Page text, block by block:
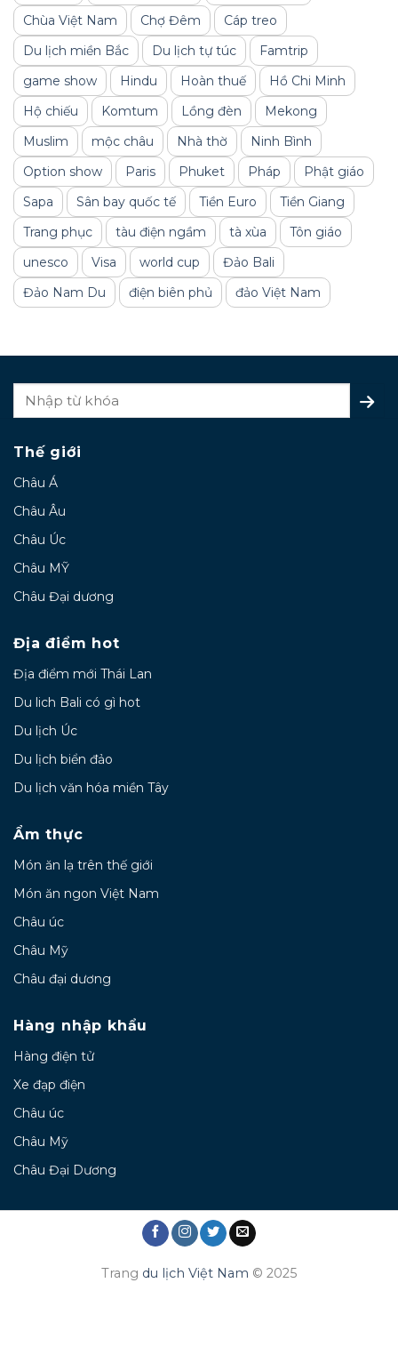
Chùa Việt Nam
Chợ Đêm
Cáp treo
Du lịch miền Bắc
Du lịch tự túc
Famtrip
game show
Hindu Hoàn thuế
Hồ Chi Minh
Hộ chiếu
Komtum Lồng đèn
Mekong
Muslim
mộc châu Nhà thờ
Ninh Bình
Option show
Paris Phuket Pháp
Phật giáo
Sapa
Sân bay quốc tế Tiền Euro
Tiền Giang
Trang phục
tàu điện ngầm tà xùa
Tôn giáo
unesco
Visa world cup
Đảo Bali
Đảo Nam Du
điện biên phủ đảo Việt Nam
Thế giới
Châu Á
Châu Âu
Châu Úc
Châu MỸ
Châu Đại dương
Địa điểm hot
Địa điểm mới Thái Lan
Du lich Bali có gì hot
Du lịch Úc
Du lịch biển đảo
Du lịch văn hóa miền Tây
Ẩm thực
Món ăn lạ trên thế giới
Món ăn ngon Việt Nam
Châu úc
Châu Mỹ
Châu đại dương
Hàng nhập khẩu
Hàng điện tử
Xe đạp điện
Châu úc
Châu Mỹ
Châu Đại Dương
Trang du lịch Việt Nam © 2025